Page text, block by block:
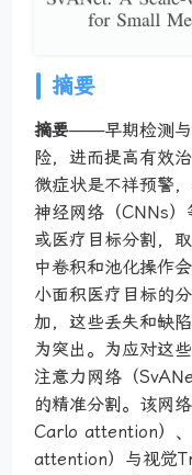
摘要
摘要——早期检测与
险，进而提高有效
微症状是不祥预警
神经网络（CNNs
或医疗目标分割，
中卷积和池化操作
小面积医疗目标的
加，这些丢失和缺
为突出。为应对这
注意力网络（
的精准分割。该网
Carlo attention）
attention）与视觉